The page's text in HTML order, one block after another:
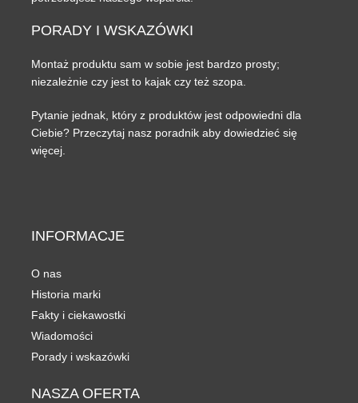
PORADY I WSKAZÓWKI
Montaż produktu sam w sobie jest bardzo prosty;
niezależnie czy jest to kajak czy też szopa.
Pytanie jednak, który z produktów jest odpowiedni dla
Ciebie? Przeczytaj nasz poradnik aby dowiedzieć się
więcej.
INFORMACJE
O nas
Historia marki
Fakty i ciekawostki
Wiadomości
Porady i wskazówki
NASZAOFERTA